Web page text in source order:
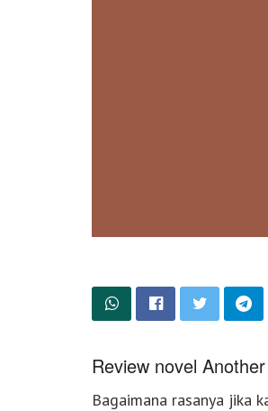
Review novel
Bagaimana rasanya jika